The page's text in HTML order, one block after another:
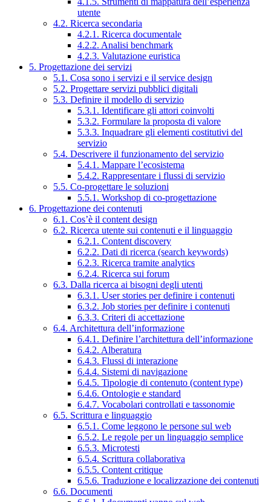
utente
4.2. Ricerca secondaria
4.2.1. Ricerca documentale
4.2.2. Analisi benchmark
4.2.3. Valutazione euristica
5. Progettazione dei servizi
5.1. Cosa sono i servizi e il service design
5.2. Progettare servizi pubblici digitali
5.3. Definire il modello di servizio
5.3.1. Identificare gli attori coinvolti
5.3.2. Formulare la proposta di valore
5.3.3. Inquadrare gli elementi costitutivi del
servizio
5.4. Descrivere il funzionamento del servizio
5.4.1. Mappare l’ecosistema
5.4.2. Rappresentare i flussi di servizio
5.5. Co-progettare le soluzioni
5.5.1. Workshop di co-progettazione
6. Progettazione dei contenuti
6.1. Cos’è il content design
6.2. Ricerca utente sui contenuti e il linguaggio
6.2.1. Content discovery
6.2.2. Dati di ricerca (search keywords)
6.2.3. Ricerca tramite analytics
6.2.4. Ricerca sui forum
6.3. Dalla ricerca ai bisogni degli utenti
6.3.1. User stories per definire i contenuti
6.3.2. Job stories per definire i contenuti
6.3.3. Criteri di accettazione
6.4. Architettura dell’informazione
6.4.1. Definire l’architettura dell’informazione
6.4.2. Alberatura
6.4.3. Flussi di interazione
6.4.4. Sistemi di navigazione
6.4.5. Tipologie di contenuto (content type)
6.4.6. Ontologie e standard
6.4.7. Vocabolari controllati e tassonomie
6.5. Scrittura e linguaggio
6.5.1. Come leggono le persone sul web
6.5.2. Le regole per un linguaggio semplice
6.5.3. Microtesti
6.5.4. Scrittura collaborativa
6.5.5. Content critique
6.5.6. Traduzione e localizzazione dei contenuti
6.6. Documenti